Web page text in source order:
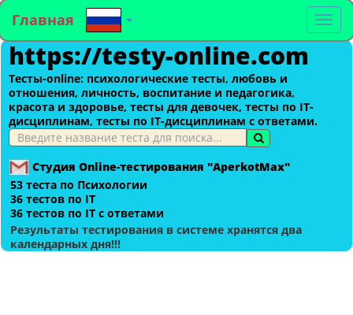
Главная
https://testy-online.com
Тесты-оnline: психологические тесты, любовь и
отношения, личность, воспитание и педагогика,
красота и здоровье, тесты для девочек, тесты по IT-
дисциплинам, тесты по IT-дисциплинам с ответами.
Студия Online-тестирования "AperkotMax"
53 теста по Психологии
36 тестов по IT
36 тестов по IT с ответами
Результаты тестирования в системе хранятся два
календарных дня!!!